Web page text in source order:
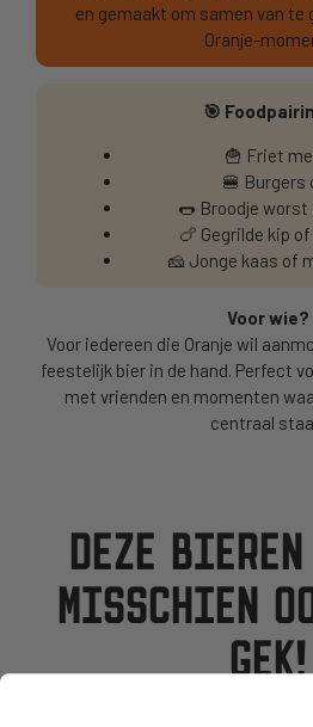
en gemaakt om samen van te
Oranje-
🎯
🍟 Friet
🍔 Burgers
🌭 Broodje
🍗 Gegrilde kip
🧀 Jonge kaas of
Voor wie?
Voor iedereen die Oranje wil
feestelijk bier in de hand. Perfect
met vrienden en momenten
centraal
DEZE
MISSCHIEN
GEK!